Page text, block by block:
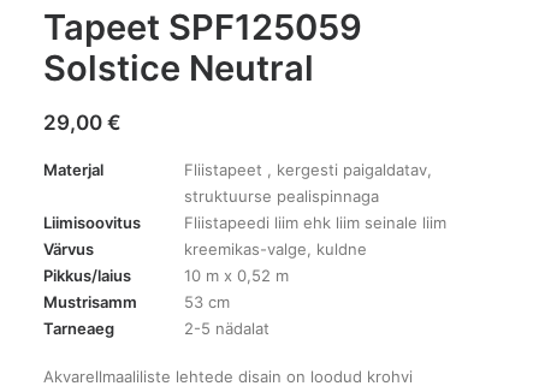
Tapeet SPF125059
Solstice Neutral
29,00 €
Materjal
Fliistapeet , kergesti paigaldatav,
struktuurse pealispinnaga
Liimisoovitus
Fliistapeedi liim ehk liim seinale liim
Värvus
kreemikas-valge, kuldne
Pikkus/laius
10 m x 0,52 m
Mustrisamm
53 cm
Tarneaeg
2-5 nädalat
Akvarellmaaliliste lehtede disain on loodud krohvi